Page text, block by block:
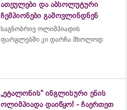
ათეულები და აბსოლუტური
ჩემპიონები გამოვლინდნენ
საგნობრივ ოლიმპიადის
ფარგლებში კი დარჩა მხოლოდ
„ეტალონის“ ინგლისური ენის
ოლიმპიადა დაიწყო! - ჩაერთეთ